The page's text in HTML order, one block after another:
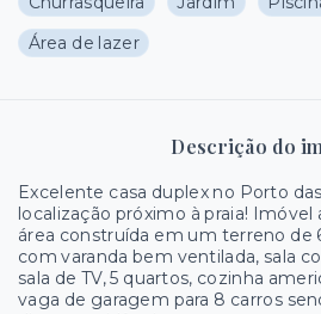
Área de lazer
Descrição do
Excelente casa duplex no Porto
localização próximo à praia!
área construída em um terreno de
com varanda bem ventilada, sala
sala de TV, 5 quartos, cozinha
vaga de garagem para 8 carros